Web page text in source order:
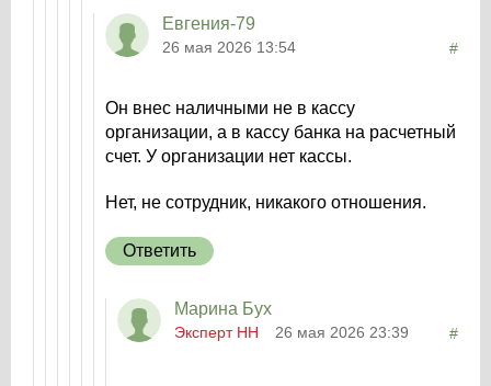
Евгения-79
26 мая 2026 13:54 #
Он внес наличными не в кассу
организации, а в кассу банка на расчетный
счет. У организации нет кассы.
Нет, не сотрудник, никакого отношения.
Ответить
Марина Бух
Эксперт НН 26 мая 2026 23:39 #